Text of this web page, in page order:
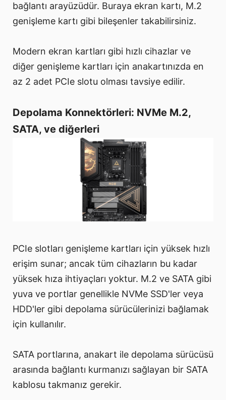
bağlantı arayüzüdür. Buraya ekran kartı, M.2
genişleme kartı gibi bileşenler takabilirsiniz.
Modern ekran kartları gibi hızlı cihazlar ve
diğer genişleme kartları için anakartınızda en
az 2 adet PCIe slotu olması tavsiye edilir.
Depolama Konnektörleri: NVMe M.2,
SATA, ve diğerleri
PCIe slotları genişleme kartları için yüksek hızlı
erişim sunar; ancak tüm cihazların bu kadar
yüksek hıza ihtiyaçları yoktur. M.2 ve SATA gibi
yuva ve portlar genellikle NVMe SSD'ler veya
HDD'ler gibi depolama sürücülerinizi bağlamak
için kullanılır.
SATA portlarına, anakart ile depolama sürücüsü
arasında bağlantı kurmanızı sağlayan bir SATA
kablosu takmanız gerekir.